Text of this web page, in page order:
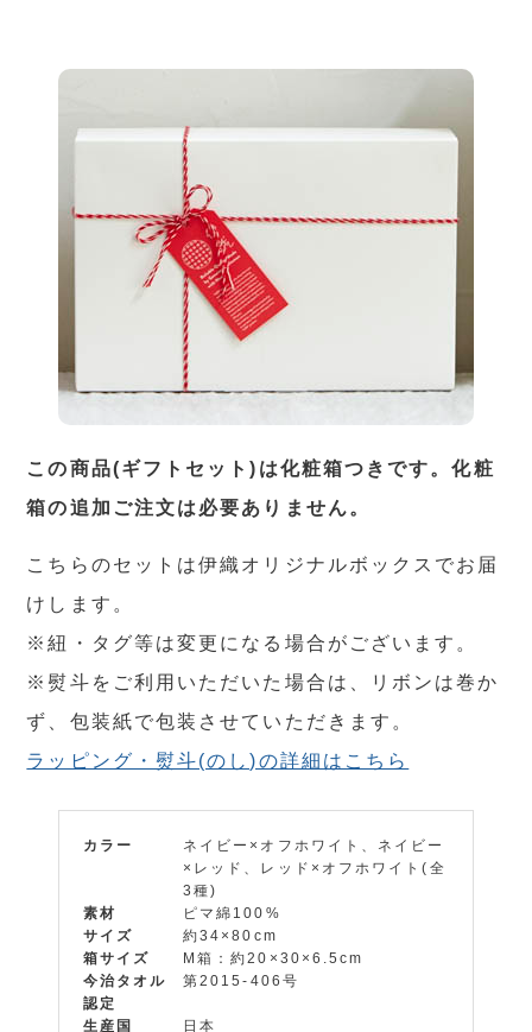
この商品(ギフトセット)は化粧箱つきです。化粧
箱の追加ご注文は必要ありません。
こちらのセットは伊織オリジナルボックスでお届
けします。
※紐・タグ等は変更になる場合がございます。
※熨斗をご利用いただいた場合は、リボンは巻か
ず、包装紙で包装させていただきます。
ラッピング・熨斗(のし)の詳細はこちら
カラー
ネイビー×オフホワイト、ネイビー
×レッド、レッド×オフホワイト(全
3種)
素材
ピマ綿100%
サイズ
約34×80cm
箱サイズ
M箱：約20×30×6.5cm
今治タオル
認定
第2015-406号
生産国 日本